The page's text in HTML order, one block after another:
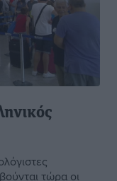
τώρα οι